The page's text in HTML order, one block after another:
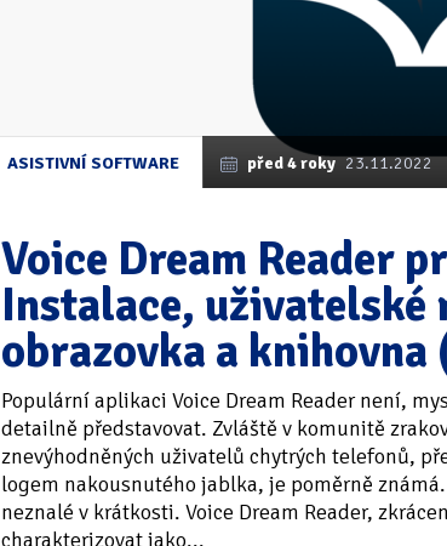
ASISTIVNÍ SOFTWARE před 4 roky 23.11.2022
Voice Dream Reader
Instalace,
obrazovka a knihovna
Populární aplikaci Voice Dream Reader není,
detailně představovat. Zvláště v komunitě
znevýhodněných uživatelů chytrých telefonů,
logem nakousnutého jablka, je poměrně
neznalé v krátkosti. Voice Dream Reader,
charakterizovat jako...